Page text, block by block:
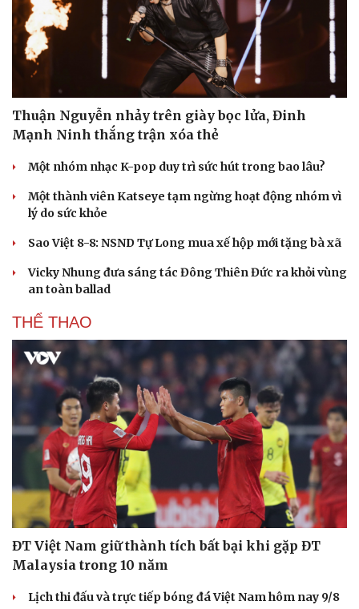
Du lịch
Tư vấn
check-in
Cửa sổ tình yêu
Kể chuyện cho bé
Hạt giống tâm hồn
Thuận Nguyễn nhảy trên giày bọc lửa, Đinh
Mạnh Ninh thắng trận xóa thẻ
Một nhóm nhạc K-pop duy trì sức hút trong bao lâu?
Một thành viên Katseye tạm ngừng hoạt động nhóm vì
lý do sức khỏe
Sao Việt 8-8: NSND Tự Long mua xế hộp mới tặng bà xã
Vicky Nhung đưa sáng tác Đông Thiên Đức ra khỏi vùng
an toàn ballad
THỂ THAO
ĐT Việt Nam giữ thành tích bất bại khi gặp ĐT
Malaysia trong 10 năm
Lịch thi đấu và trực tiếp bóng đá Việt Nam hôm nay 9/8